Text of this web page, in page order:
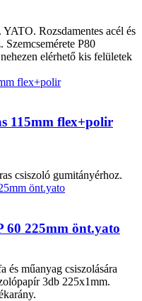
Rozsdamentes acél és
Szemcsemérete P80
elérhető kis felületek
115mm flex+polir
csiszoló gumitányérhoz.
60 225mm önt.yato
és műanyag csiszolására
3db 225x1mm.